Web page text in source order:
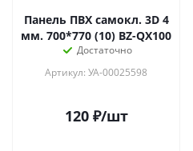
Панель ПВХ самокл. 3D 4
мм. 700*770 (10) BZ-QX100
Достаточно
Артикул: УА-00025598
120₽/шт